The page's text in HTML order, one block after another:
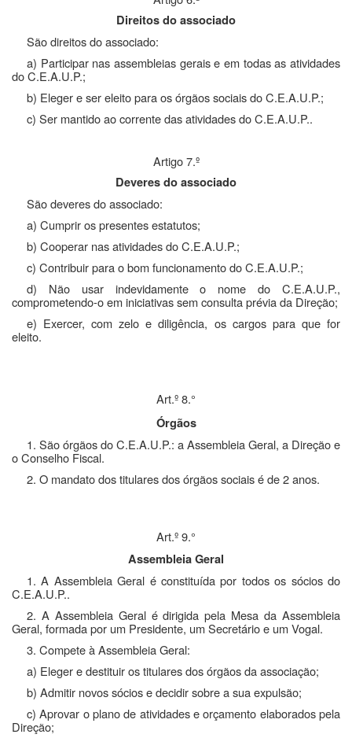
Direitos do associado
São direitos do associado:
a) Participar nas assembleias gerais e em todas as atividades
do C.E.A.U.P.;
b) Eleger e ser eleito para os órgãos sociais do C.E.A.U.P.;
c) Ser mantido ao corrente das atividades do C.E.A.U.P..
Artigo 7.º
Deveres do associado
São deveres do associado:
a) Cumprir os presentes estatutos;
b) Cooperar nas atividades do C.E.A.U.P.;
c) Contribuir para o bom funcionamento do C.E.A.U.P.;
d) Não usar indevidamente o nome do C.E.A.U.P.,
comprometendo-o em iniciativas sem consulta prévia da Direção;
e) Exercer, com zelo e diligência, os cargos para que for
eleito.
Art.º 8.°
Órgãos
1. São órgãos do C.E.A.U.P.: a Assembleia Geral, a Direção e
o Conselho Fiscal.
2. O mandato dos titulares dos órgãos sociais é de 2 anos.
Art.º 9.°
Assembleia Geral
1. A Assembleia Geral é constituída por todos os sócios do
C.E.A.U.P..
2. A Assembleia Geral é dirigida pela Mesa da Assembleia
Geral, formada por um Presidente, um Secretário e um Vogal.
3. Compete à Assembleia Geral:
a) Eleger e destituir os titulares dos órgãos da associação;
b) Admitir novos sócios e decidir sobre a sua expulsão;
c) Aprovar o plano de atividades e orçamento elaborados pela
Direção;